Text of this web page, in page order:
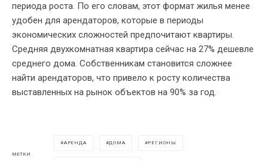
периода роста. По его словам, этот формат жилья менее
удобен для арендаторов, которые в периоды
экономических сложностей предпочитают квартиры.
Средняя двухкомнатная квартира сейчас на 27% дешевле
среднего дома. Собственникам становится сложнее
найти арендаторов, что привело к росту количества
выставленных на рынок объектов на 90% за год.
МЕТКИ
АРЕНДА ДОМА РЕГИОНЫ